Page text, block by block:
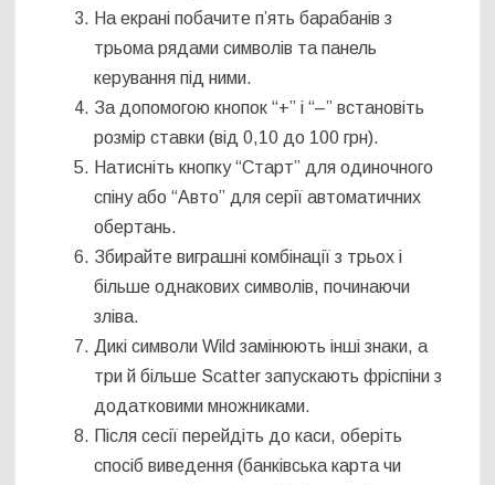
На екрані побачите п’ять барабанів з
трьома рядами символів та панель
керування під ними.
За допомогою кнопок “+” і “–” встановіть
розмір ставки (від 0,10 до 100 грн).
Натисніть кнопку “Старт” для одиночного
спіну або “Авто” для серії автоматичних
обертань.
Збирайте виграшні комбінації з трьох і
більше однакових символів, починаючи
зліва.
Дикі символи Wild замінюють інші знаки, а
три й більше Scatter запускають фріспіни з
додатковими множниками.
Після сесії перейдіть до каси, оберіть
спосіб виведення (банківська карта чи